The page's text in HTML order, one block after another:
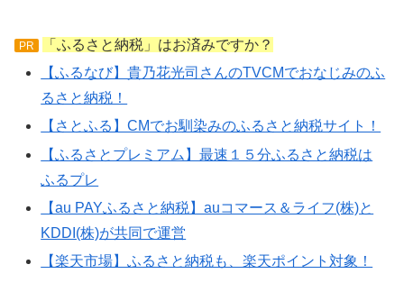
PR
「ふるさと納税」はお済みですか？
【ふるなび】貴乃花光司さんのTVCMでおなじみのふ
るさと納税！
【さとふる】CMでお馴染みのふるさと納税サイト！
【ふるさとプレミアム】最速１５分ふるさと納税は
ふるプレ
【au PAYふるさと納税】auコマース＆ライフ(株)と
KDDI(株)が共同で運営
【楽天市場】ふるさと納税も、楽天ポイント対象！